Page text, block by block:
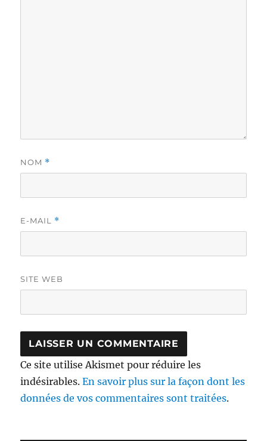
NOM *
E-MAIL *
SITE WEB
Ce site utilise Akismet pour réduire les
indésirables.En savoir plus sur la façon dont les
données de vos commentaires sont traitées.